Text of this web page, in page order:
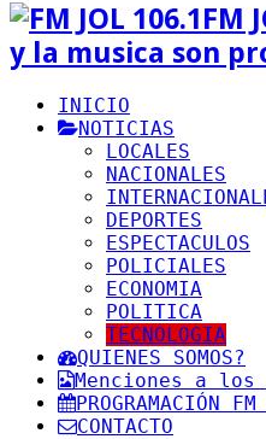
FM
y la musica son
INICIO
NOTICIAS
LOCALES
NACIONALES
DEPORTES
ESPECTACULOS
POLICIALES
ECONOMIA
POLITICA
TECNOLOGIA
QUIENES SOMOS?
Menciones a
PROGRAMACIÓN
CONTACTO